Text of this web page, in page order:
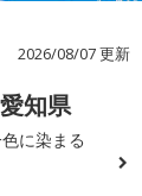
2026/08/07 更新
知県
に染まる